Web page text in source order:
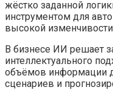
жёстко заданной
инструментом для
высокой
В бизнесе ИИ решает
интеллектуального
объёмов информации
сценариев и